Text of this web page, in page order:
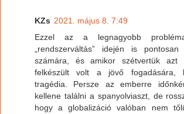
KZs 2021. május 8. 7:49
Ezzel az a legnagyobb
„rendszerváltás” idején is
számára, és amikor szétvertük azt
felkészült volt a jövő fogadására,
tragédia. Persze az emberre
kellene találni a spanyolviaszt, de
hogy a globalizáció valóban nem